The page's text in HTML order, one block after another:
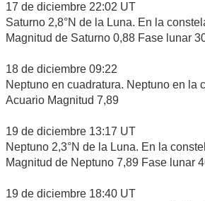
17 de diciembre 22:02 UT
Saturno 2,8°N de la Luna. En la
Magnitud de Saturno 0,88 Fase lunar
18 de diciembre 09:22
Neptuno en cuadratura. Neptuno en la
Acuario Magnitud 7,89
19 de diciembre 13:17 UT
Neptuno 2,3°N de la Luna. En la
Magnitud de Neptuno 7,89 Fase lunar
19 de diciembre 18:40 UT